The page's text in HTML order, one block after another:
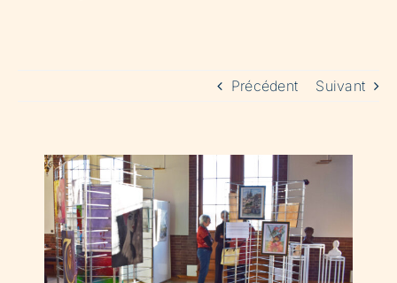
Précédent Suivant